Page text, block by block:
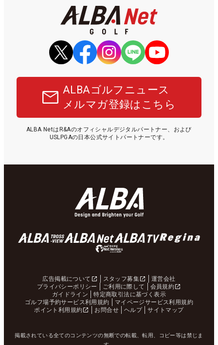
ALBAゴルフニュース
メルマガ登録はこちら
ALBA NetはR&Aのオフィシャルデジタルパートナー、および
USLPGAの日本公式サイトパートナーです。
広告掲載について スタッフ募集
運営会社
プライバシーポリシー
ご利用に際して
会員規約
ガイドライン
特定商取引法に基づく表示
ゴルフ場予約サービス利用規約
マイページサービス利用規約
ポイント利用規約
お問合せ ヘルプ サイトマップ
掲載されている全てのコンテンツの無断での転載、転用、コピー等は禁じま